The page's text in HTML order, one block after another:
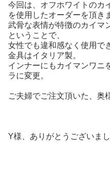
今回は、オフホワイトの
を使用したオーダーを頂き
武骨な表情が特徴のカイマ
ということで、
女性でも違和感なく使用で
金具はイタリア製。
インナーにもカイマンワニ
ラに変更。
ご夫婦でご注文頂いた、奥
Y様、ありがとうございまし